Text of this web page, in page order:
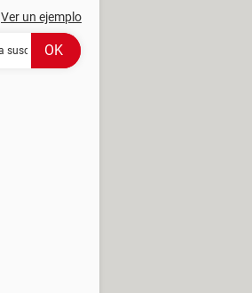
Ver un ejemplo